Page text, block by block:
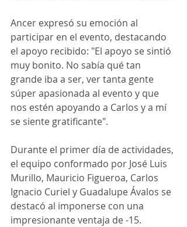
Ancer expresó su emoción al
participar en el evento, destacando
el apoyo recibido: "El apoyo se sintió
muy bonito. No sabía qué tan
grande iba a ser, ver tanta gente
súper apasionada al evento y que
nos estén apoyando a Carlos y a mí
se siente gratificante".
Durante el primer día de actividades,
el equipo conformado por José Luis
Murillo, Mauricio Figueroa, Carlos
Ignacio Curiel y Guadalupe Ávalos se
destacó al imponerse con una
impresionante ventaja de -15.